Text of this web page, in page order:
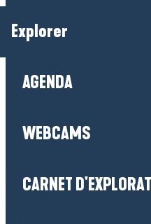
Explorer
AGENDA
WEBCAMS
CARNET
en douceur, tandis que
entre ciel et mer.
, complète parfaitement
trouve son rythme :
sur l’eau ou simple
Valentin